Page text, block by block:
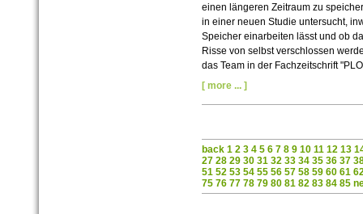
einen längeren Zeitraum zu
in einer neuen Studie untersucht,
Speicher einarbeiten lässt und ob
Risse von selbst verschlossen
das Team in der Fachzeitschrift
[ more ... ]
back 1 2 3 4 5 6 7 8 9 10 11 12 13
27 28 29 30 31 32 33 34 35 36 37
51 52 53 54 55 56 57 58 59 60 61
75 76 77 78 79 80 81 82 83 84 85